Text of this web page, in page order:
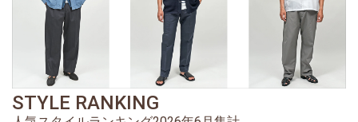
STYLE RANKING